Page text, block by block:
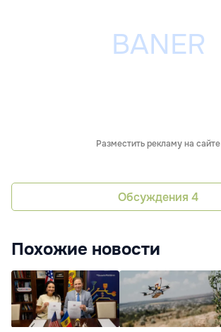
Разместить рекламу на сайте
Обсуждения 4
Похожие новости